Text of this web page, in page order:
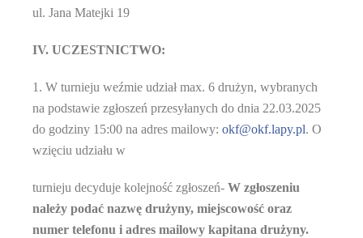
ul. Jana Matejki 19
IV. UCZESTNICTWO:
1. W turnieju weźmie udział max. 6 drużyn, wybranych
na podstawie zgłoszeń przesyłanych do dnia 22.03.2025
do godziny 15:00 na adres mailowy: okf@okf.lapy.pl. O
wzięciu udziału w
turnieju decyduje kolejność zgłoszeń- W zgłoszeniu
należy podać nazwę drużyny, miejscowość oraz
numer telefonu i adres mailowy kapitana drużyny.